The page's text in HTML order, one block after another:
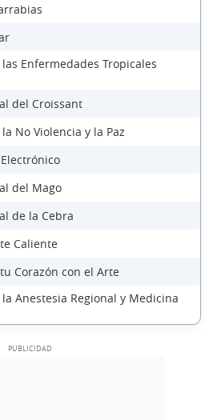
Enfermedades Tropicales
del Croissant
No Violencia y la Paz
del Mago
de la Cebra
Caliente
Corazón con el Arte
Anestesia Regional y Medicina